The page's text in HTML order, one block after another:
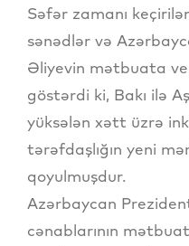
Səfər zamanı
sənədlər və
Əliyevin mətbuata
göstərdi ki, Bakı ilə
yüksələn xətt üzrə
tərəfdaşlığın yeni
qoyulmuşdur.
Azərbaycan
cənablarının